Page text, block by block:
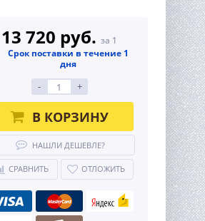
13 720 руб. за 1
Срок поставки в течение 1
дня
- +
В КОРЗИНУ
НАШЛИ ДЕШЕВЛЕ?
СРАВНИТЬ ОТЛОЖИТЬ